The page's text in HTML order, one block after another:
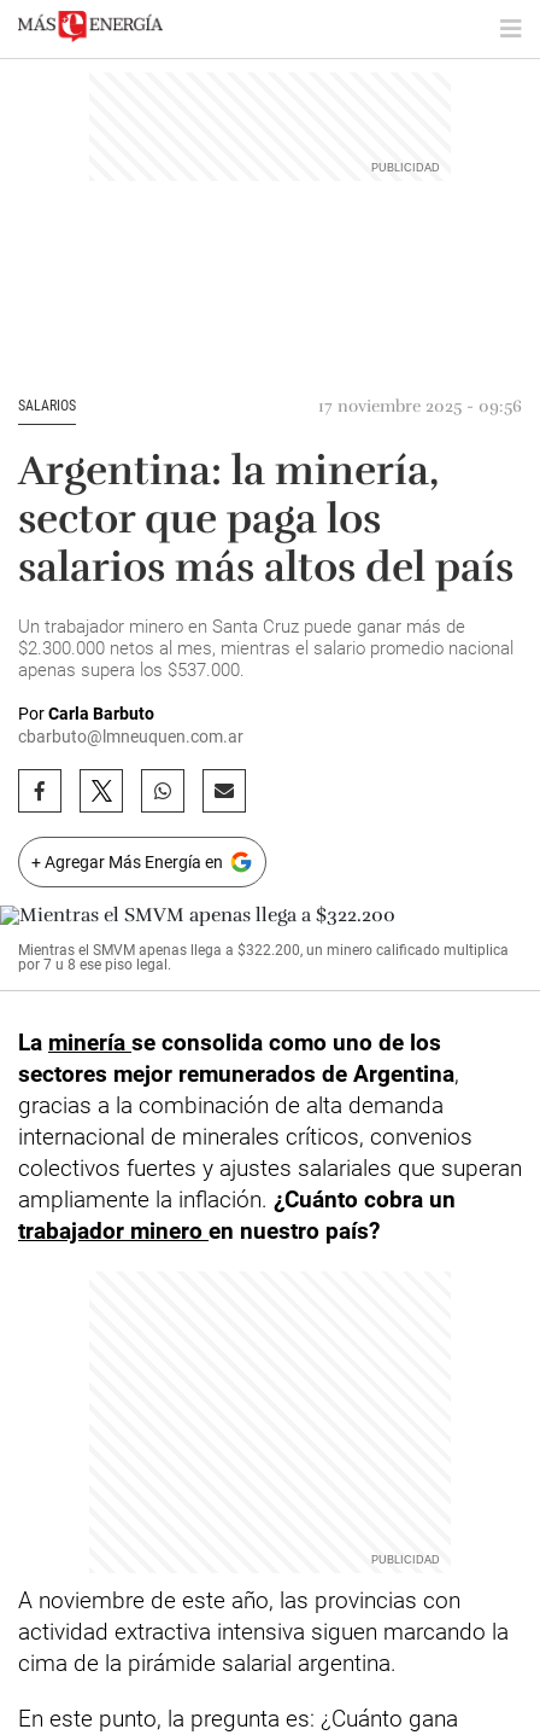
SALARIOS 17 noviembre 2025 - 09:56
Argentina: la minería,
sector que paga los
salarios más altos del país
Un trabajador minero en Santa Cruz puede ganar más de
$2.300.000 netos al mes, mientras el salario promedio nacional
apenas supera los $537.000.
PorCarla Barbuto
cbarbuto@lmneuquen.com.ar
+ Agregar Más Energía en
Mientras el SMVM apenas llega a $322.200, un minero calificado multiplica
por 7 u 8 ese piso legal.
La minería se consolida como uno de los
sectores mejor remunerados de Argentina,
gracias a la combinación de alta demanda
internacional de minerales críticos, convenios
colectivos fuertes y ajustes salariales que superan
ampliamente la inflación. ¿Cuánto cobra un
trabajador minero en nuestro país?
A noviembre de este año, las provincias con
actividad extractiva intensiva siguen marcando la
cima de la pirámide salarial argentina.
En este punto, la pregunta es: ¿Cuánto gana